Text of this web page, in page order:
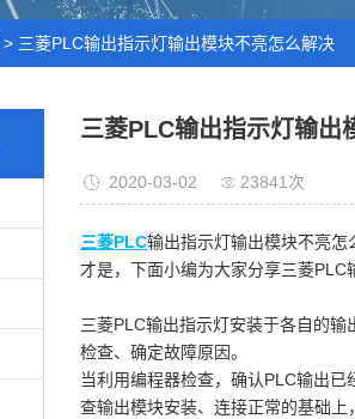
> 三菱PLC输出指示灯输出模块不亮怎么解决
三菱PLC输出指示灯输出
2020-03-02 23841次
三菱PLC输出指示灯输出模块不亮怎
才是，下面小编为大家分享三菱PLC
三菱PLC输出指示灯安装于各自的输
检查、确定故障原因。
当利用编程器检查，确认PLC输出
查输出模块安装、连接正常的基础